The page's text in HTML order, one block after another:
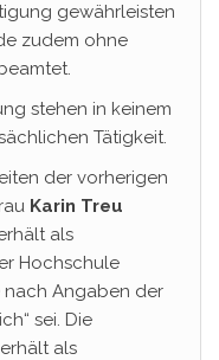
gewährleisten
zudem ohne
stehen in keinem
Tätigkeit.
der vorherigen
Karin Treu
als
Hochschule
nach Angaben der
sei. Die
erhält als